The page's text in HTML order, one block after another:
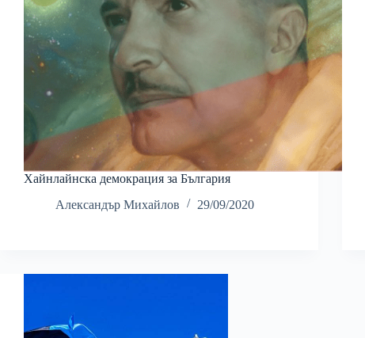
Хайнлайнска демокрация за България
Александър Михайлов
29/09/2020